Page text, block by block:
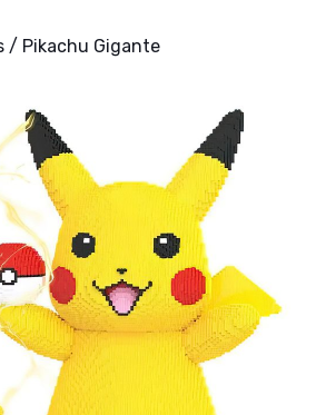
/ Pikachu Gigante